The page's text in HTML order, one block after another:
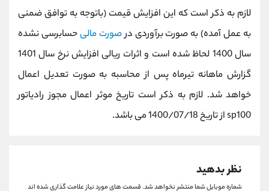
لازم به ذکر است که این افزایش قیمت (باتوجه به توافق ضمنی
به عمل آمده) به صورت برآوردی درصورت مالیحسابرسی نشده
سال 1400 لحاظ شده است و اثرات ریالی افزایش نرخ سال 1401
گزارش ماهانه تیرماه پس از محاسبه به صورت تعدیل اعمال
خواهد شد. لازم به ذکر است تاریخ موثر اعمال مجوز رادیاتور
sp100 از تاریخ 1400/07/18 می باشد.
نظر بدهید
شماره موبایل شما منتشر نخواهد شد.قسمت های مورد نیاز علامت گذاری شده اند